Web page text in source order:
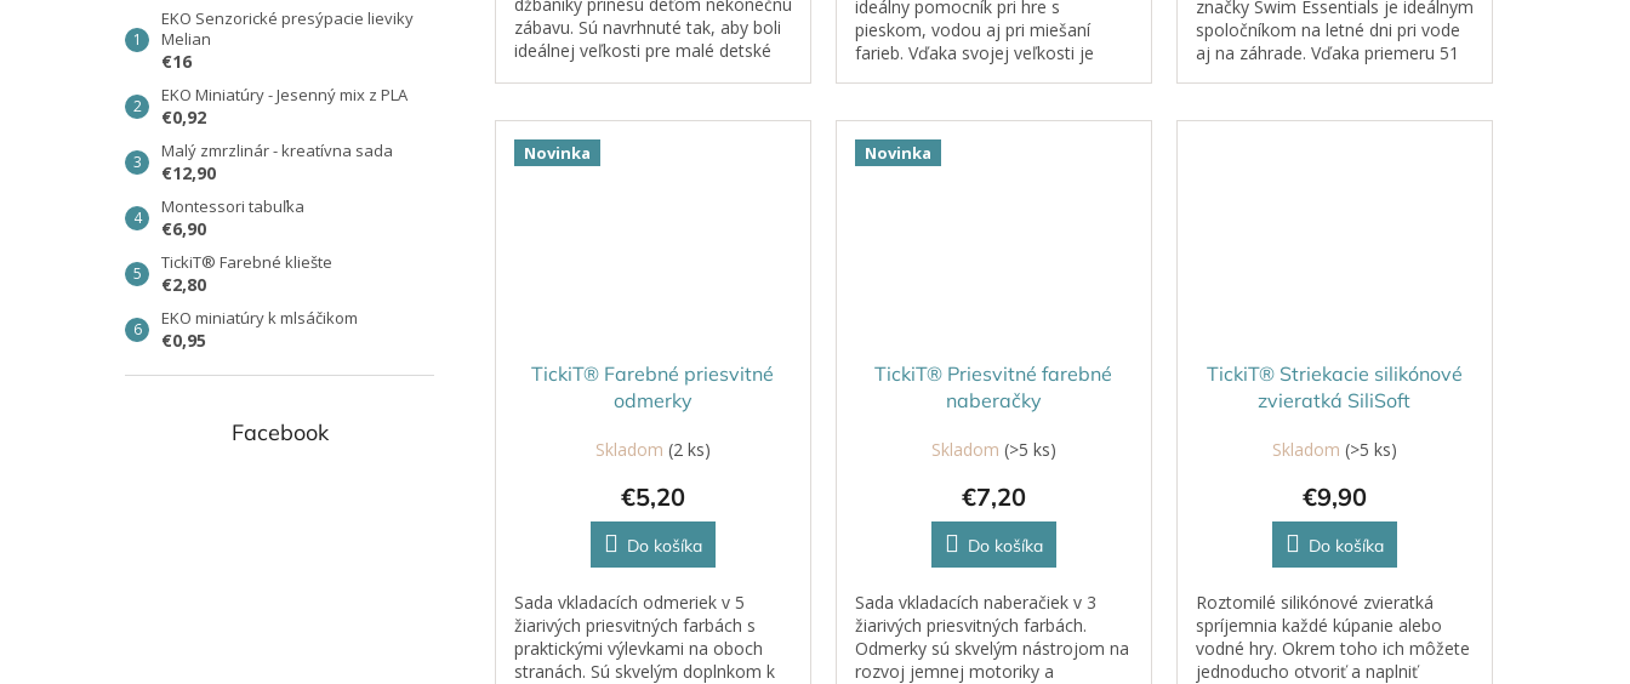
EKO Senzorické presýpacie lieviky
Melian
€16
EKO Miniatúry - Jesenný mix z PLA
€0,92
Malý zmrzlinár - kreatívna sada
€12,90
Montessori tabuľka
€6,90
TickiT® Farebné kliešte
€2,80
EKO miniatúry k mlsáčikom
€0,95
Facebook
zábavu. Sú navrhnuté tak, aby boli
ideálnej veľkosti pre malé detské
ideálny pomocník pri hre s
pieskom, vodou aj pri miešaní
farieb. Vďaka svojej veľkosti je
objavovanie a...
značky Swim Essentials je ideálnym
spoločníkom na letné dni pri vode
aj na záhrade. Vďaka priemeru 51
Novinka
TickiT® Farebné priesvitné
odmerky
Skladom (2 ks)
€5,20
Do košíka
Sada vkladacích odmeriek v 5
žiarivých priesvitných farbách s
praktickými výlevkami na oboch
stranách. Sú skvelým doplnkom k
Novinka
TickiT® Priesvitné farebné
naberačky
Skladom (>5 ks)
€7,20
Do košíka
Sada vkladacích naberačiek v 3
žiarivých priesvitných farbách.
Odmerky sú skvelým nástrojom na
rozvoj jemnej motoriky a
TickiT® Striekacie silikónové
zvieratká SiliSoft
Skladom (>5 ks)
€9,90
Do košíka
Roztomilé silikónové zvieratká
spríjemnia každé kúpanie alebo
vodné hry. Okrem toho ich môžete
jednoducho otvoriť a naplniť